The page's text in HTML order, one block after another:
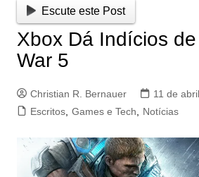
Escute este Post
Xbox Dá Indícios
War 5
Christian R. Bernauer
11 de
Escritos, Games e Tech Notícias